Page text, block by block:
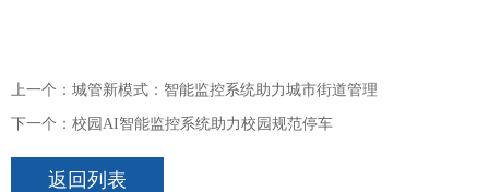
上一个：城管新模式：智能监控系统助力城市街道管理
下一个：校园AI智能监控系统助力校园规范停车
返回列表